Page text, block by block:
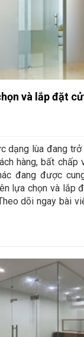
và lắp đặt
dạng lùa đang
hàng, bất chấp
đang được
lựa chọn và lắp
dõi ngay bài